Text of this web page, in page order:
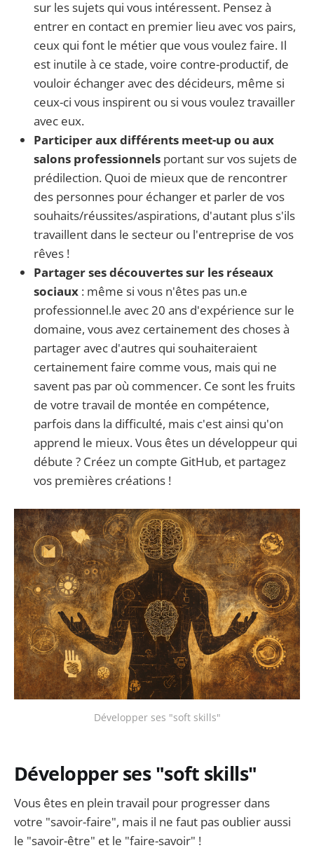
sur les sujets qui vous intéressent. Pensez à
entrer en contact en premier lieu avec vos pairs,
ceux qui font le métier que vous voulez faire. Il
est inutile à ce stade, voire contre-productif, de
vouloir échanger avec des décideurs, même si
ceux-ci vous inspirent ou si vous voulez travailler
avec eux.
Participer aux différents meet-up ou aux
salons professionnels portant sur vos sujets de
prédilection. Quoi de mieux que de rencontrer
des personnes pour échanger et parler de vos
souhaits/réussites/aspirations, d'autant plus s'ils
travaillent dans le secteur ou l'entreprise de vos
rêves !
Partager ses découvertes sur les réseaux
sociaux : même si vous n'êtes pas un.e
professionnel.le avec 20 ans d'expérience sur le
domaine, vous avez certainement des choses à
partager avec d'autres qui souhaiteraient
certainement faire comme vous, mais qui ne
savent pas par où commencer. Ce sont les fruits
de votre travail de montée en compétence,
parfois dans la difficulté, mais c'est ainsi qu'on
apprend le mieux. Vous êtes un développeur qui
débute ? Créez un compte GitHub, et partagez
vos premières créations !
Développer ses "soft skills"
Développer ses "soft skills"
Vous êtes en plein travail pour progresser dans
votre "savoir-faire", mais il ne faut pas oublier aussi
le "savoir-être" et le "faire-savoir" !